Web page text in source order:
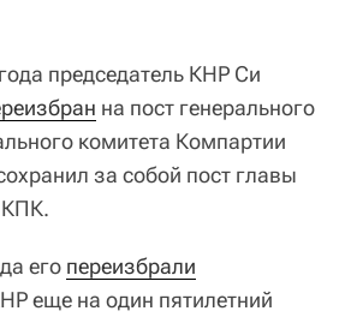
председатель КНР Си
на пост генерального
комитета Компартии
за собой пост главы
КПК.
его переизбрали
еще на один пятилетний